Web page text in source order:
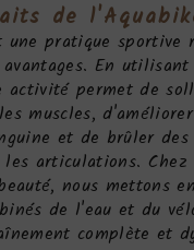
de l'
une pratique sportive
avantages. En
activité permet de
muscles,
et de brûler
les articulations.
nous mettons
de l'eau et du
complète et